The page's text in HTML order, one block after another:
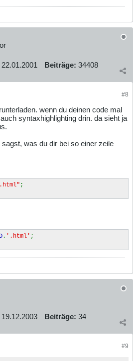
22.01.2001 Beiträge: 34408
#8
wenn du deinen code mal
syntaxhighlighting drin. da sieht ja
was du dir bei so einer zeile
;
. '.html' ;
19.12.2003 Beiträge: 34
#9